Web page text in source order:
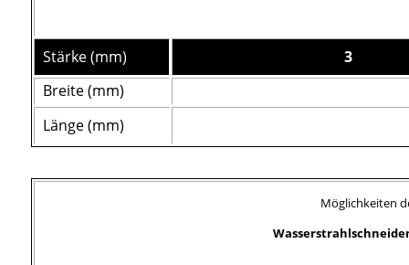
Stärke (mm)
3
Breite (mm)
Länge (mm)
Möglichkeiten